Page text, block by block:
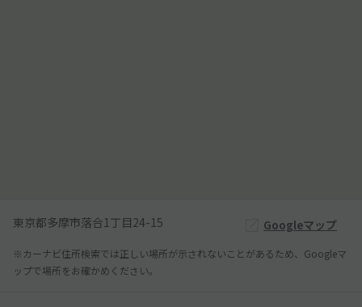
東京都多摩市落合1丁目24-15 Googleマップ
※カーナビ住所検索では正しい場所が示されないことがあるため、Googleマ
ップで場所をお確かめください。